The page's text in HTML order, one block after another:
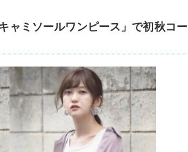
ャミソールワンピース」で初秋コー